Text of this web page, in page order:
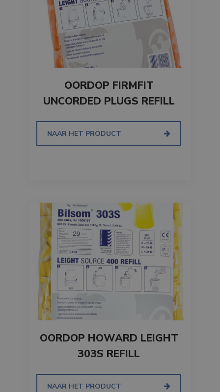
OORDOP FIRMFIT
UNCORDED PLUGS REFILL
NAAR HET PRODUCT
OORDOP HOWARD LEIGHT
303S REFILL
NAAR HET PRODUCT